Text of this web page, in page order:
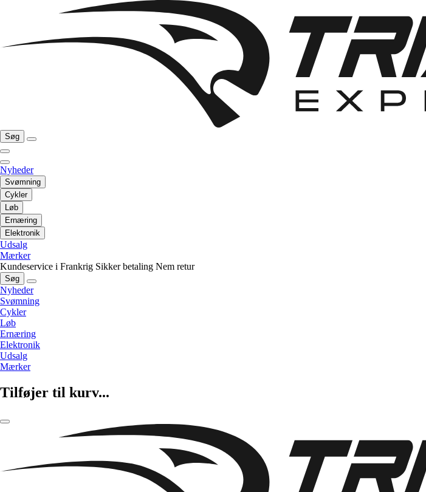
Søg
Nyheder
Svømning
Cykler
Løb
Ernæring
Elektronik
Udsalg
Mærker
Kundeservice i Frankrig Sikker betaling Nem retur
Søg
Nyheder
Svømning
Cykler
Løb
Ernæring
Elektronik
Udsalg
Mærker
Tilføjer til kurv...